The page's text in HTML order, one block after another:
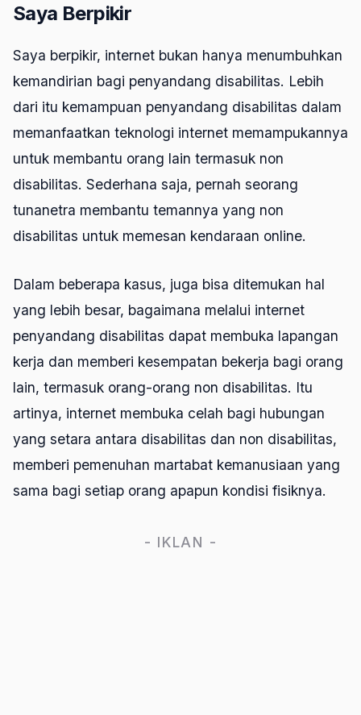
Saya Berpikir
Saya berpikir, internet bukan hanya menumbuhkan
kemandirian bagi penyandang disabilitas. Lebih
dari itu kemampuan penyandang disabilitas dalam
memanfaatkan teknologi internet memampukannya
untuk membantu orang lain termasuk non
disabilitas. Sederhana saja, pernah seorang
tunanetra membantu temannya yang non
disabilitas untuk memesan kendaraan online.
Dalam beberapa kasus, juga bisa ditemukan hal
yang lebih besar, bagaimana melalui internet
penyandang disabilitas dapat membuka lapangan
kerja dan memberi kesempatan bekerja bagi orang
lain, termasuk orang-orang non disabilitas. Itu
artinya, internet membuka celah bagi hubungan
yang setara antara disabilitas dan non disabilitas,
memberi pemenuhan martabat kemanusiaan yang
sama bagi setiap orang apapun kondisi fisiknya.
- IKLAN -